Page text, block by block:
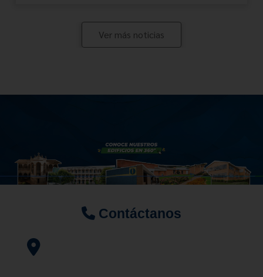
Ver más noticias
Contáctanos